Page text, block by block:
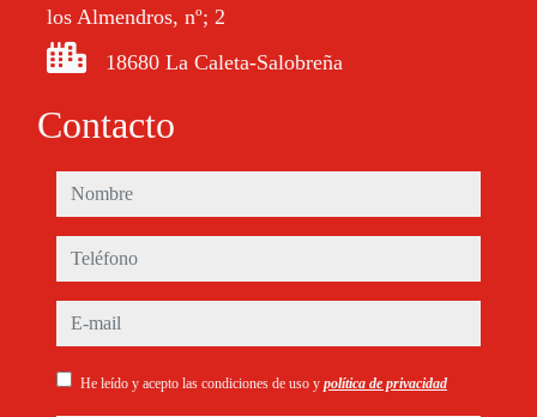
los Almendros, nº; 2
18680 La Caleta-Salobreña
Contacto
nombre
teléfono
e-mail
He leído y acepto las condiciones de uso y política de privacidad